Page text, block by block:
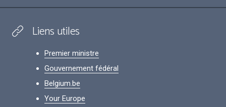
Liens utiles
Premier ministre
Gouvernement fédéral
Belgium.be
Your Europe